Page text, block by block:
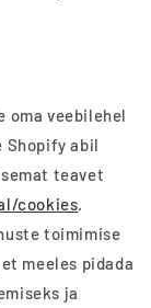
oma veebilehel
Shopify abil
teavet
cookies
toimimise
meeles pidada
ja